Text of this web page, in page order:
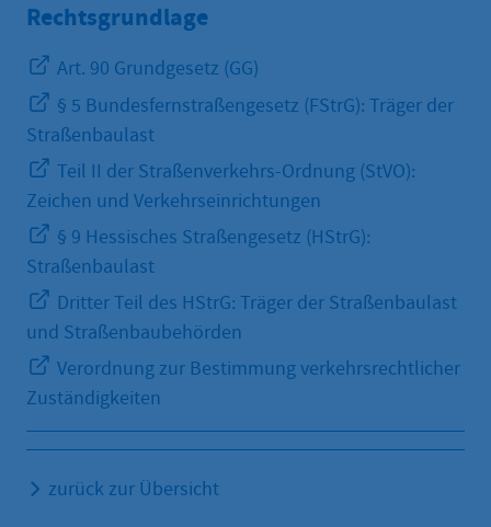
Rechtsgrundlage
Art. 90 Grundgesetz (GG)
§ 5 Bundesfernstraßengesetz (FStrG): Träger der
Straßenbaulast
Teil II der Straßenverkehrs-Ordnung (StVO):
Zeichen und Verkehrseinrichtungen
§ 9 Hessisches Straßengesetz (HStrG):
Straßenbaulast
Dritter Teil des HStrG: Träger der Straßenbaulast
und Straßenbaubehörden
Verordnung zur Bestimmung verkehrsrechtlicher
Zuständigkeiten
zurück zur Übersicht